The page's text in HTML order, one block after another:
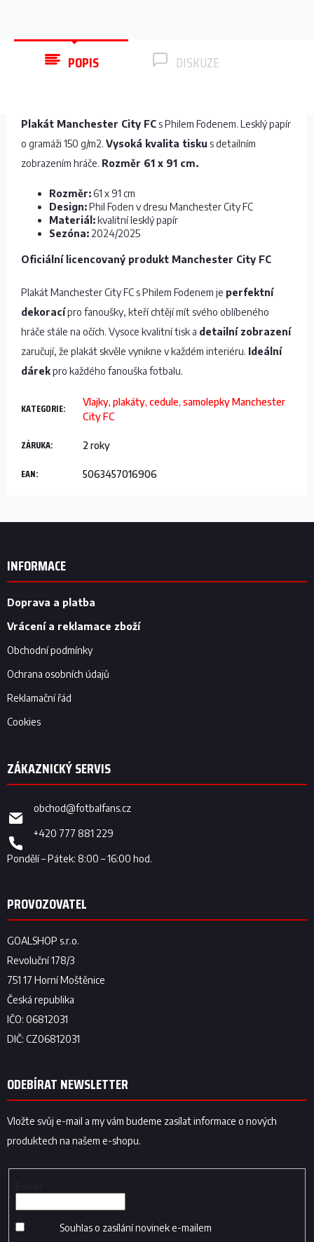
POPIS DISKUZE
Plakát Manchester City FCs Philem Fodenem. Lesklý papír
o gramáži 150 g/m2. Vysoká kvalita tisku s detailním
zobrazením hráče. Rozměr 61 x 91 cm.
Rozměr:61 x 91 cm
Design:Phil Foden v dresu Manchester City FC
Materiál:kvalitní lesklý papír
Sezóna: 2024/2025
Oficiální licencovaný produkt Manchester City FC
Plakát Manchester City FC s Philem Fodenem je perfektní
dekoracípro fanoušky, kteří chtějí mít svého oblíbeného
hráče stále na očích. Vysoce kvalitní tisk a detailní zobrazení
zaručují, že plakát skvěle vynikne v každém interiéru. Ideální
dárekpro každého fanouška fotbalu.
KATEGORIE:
Vlajky, plakáty, cedule, samolepky Manchester
City FC
ZÁRUKA: 2 roky
EAN: 5063457016906
Z
INFORMACE
Doprava a platba
Vrácení a reklamace zboží
Obchodní podmínky
Ochrana osobních údajů
Reklamační řád
Cookies
obchod@fotbalfans.cz
+420 777 881 229
ODEBÍRAT NEWSLETTER
Vložte svůj e-mail a my vám budeme zasílat informace o nových
produktech na našem e-shopu.
Souhlas o zasílání novinek e-mailem